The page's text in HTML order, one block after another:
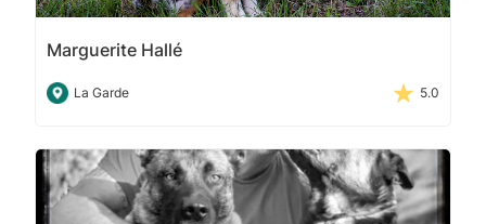
Marguerite Hallé
La Garde 5.0